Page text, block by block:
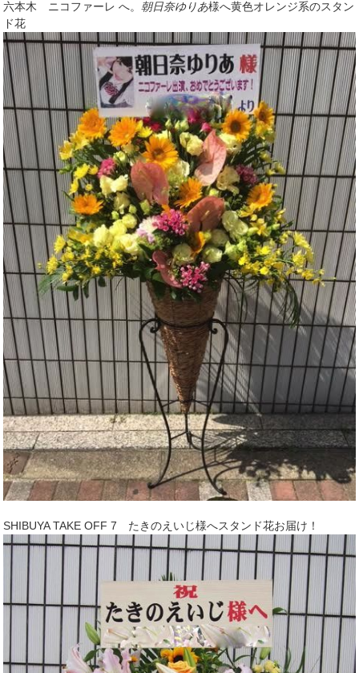
六本木 ニコファーレ へ。朝日奈ゆりあ様へ黄色オレンジ系のスタン
ド花
SHIBUYA TAKE OFF 7 たきのえいじ様へスタンド花お届け！